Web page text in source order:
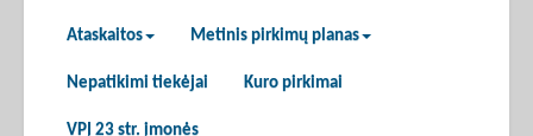
Ataskaitos Metinis pirkimų planas
Nepatikimi tiekėjai Kuro pirkimai
VPĮ 23 str. įmonės